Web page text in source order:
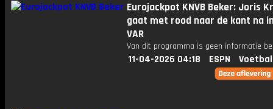
Eurojackpot KNVB Beker: Joris
gaat met rood naar de kant na
VAR
Van dit programma is geen informatie
11-04-2026 04:18 ESPN